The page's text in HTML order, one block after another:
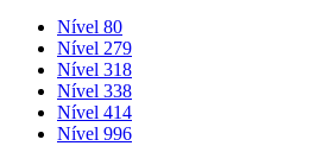
Nível 80
Nível 279
Nível 318
Nível 338
Nível 414
Nível 996